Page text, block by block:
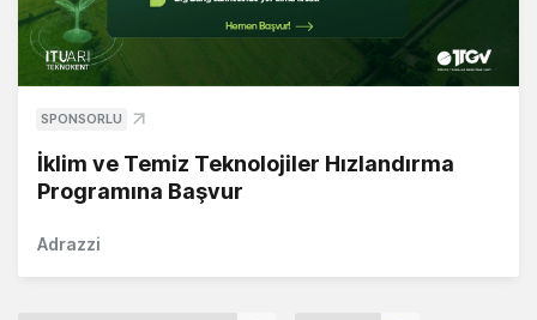
SPONSORLU
İklim ve Temiz Teknolojiler Hızlandırma
Programına Başvur
Adrazzi